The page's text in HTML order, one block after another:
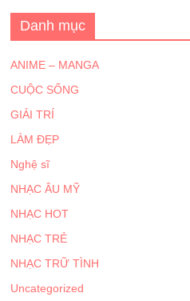
Danh mục
ANIME – MANGA
CUỘC SỐNG
GIẢI TRÍ
LÀM ĐẸP
Nghệ sĩ
NHẠC ÂU MỸ
NHẠC HOT
NHẠC TRẺ
NHẠC TRỮ TÌNH
Uncategorized